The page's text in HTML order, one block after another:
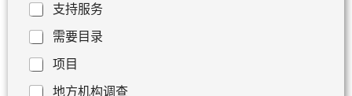
支持服务
需要目录
项目
地方机构调查